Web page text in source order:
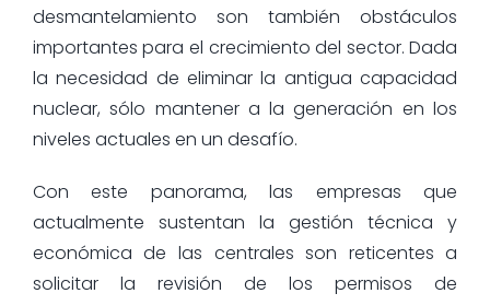
desmantelamiento son también obstáculos
importantes para el crecimiento del sector. Dada
la necesidad de eliminar la antigua capacidad
nuclear, sólo mantener a la generación en los
niveles actuales en un desafío.
Con este panorama, las empresas que
actualmente sustentan la gestión técnica y
económica de las centrales son reticentes a
solicitar la revisión de los permisos de